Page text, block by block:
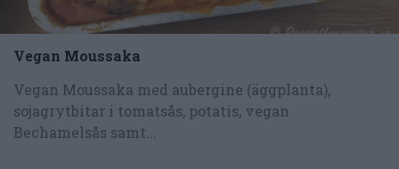
Vegan Moussaka
Vegan Moussaka med aubergine (äggplanta),
sojagrytbitar i tomatsås, potatis, vegan
Bechamelsås samt...